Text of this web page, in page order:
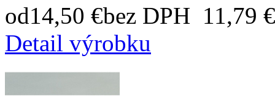
od14,50 €bez DPH 11,79 €
Detail výrobku